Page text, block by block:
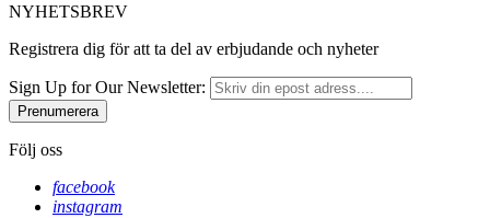
NYHETSBREV
Registrera dig för att ta del av erbjudande och nyheter
Sign Up for Our Newsletter:
Prenumerera
Följ oss
facebook
instagram